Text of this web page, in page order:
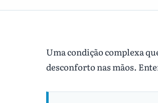
Uma condição complexa
desconforto nas mãos.